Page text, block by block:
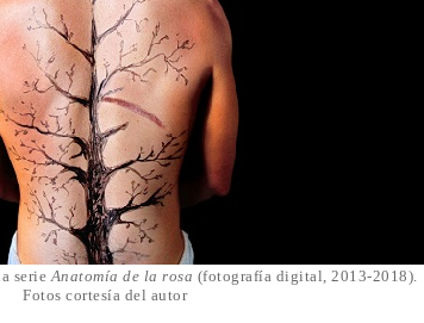
serieAnatomía de la rosa (fotografía digital, 2013-2018).
Fotos cortesía del autor